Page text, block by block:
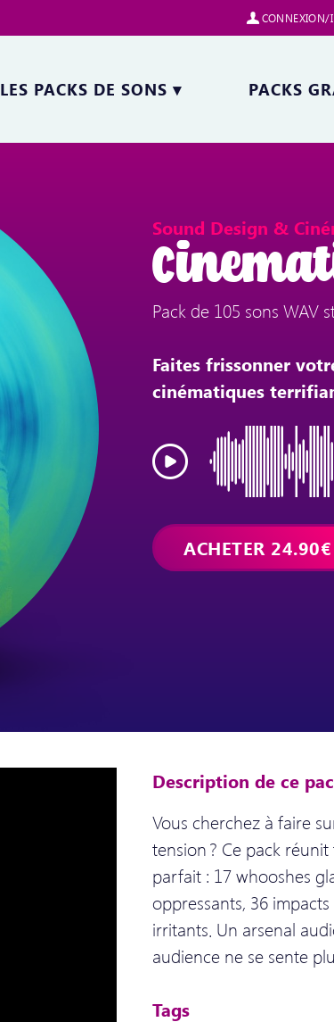
CONNEXION/
LES PACKS DE SONS ▾ PACKS
Sound Design &
Pack de 105 sons WAV
Faites frissonner
cinématiques
Description de ce
Vous cherchez à faire
tension ? Ce pack
parfait : 17 whooshes
oppressants, 36
irritants. Un arsenal
audience ne se sente
Tags